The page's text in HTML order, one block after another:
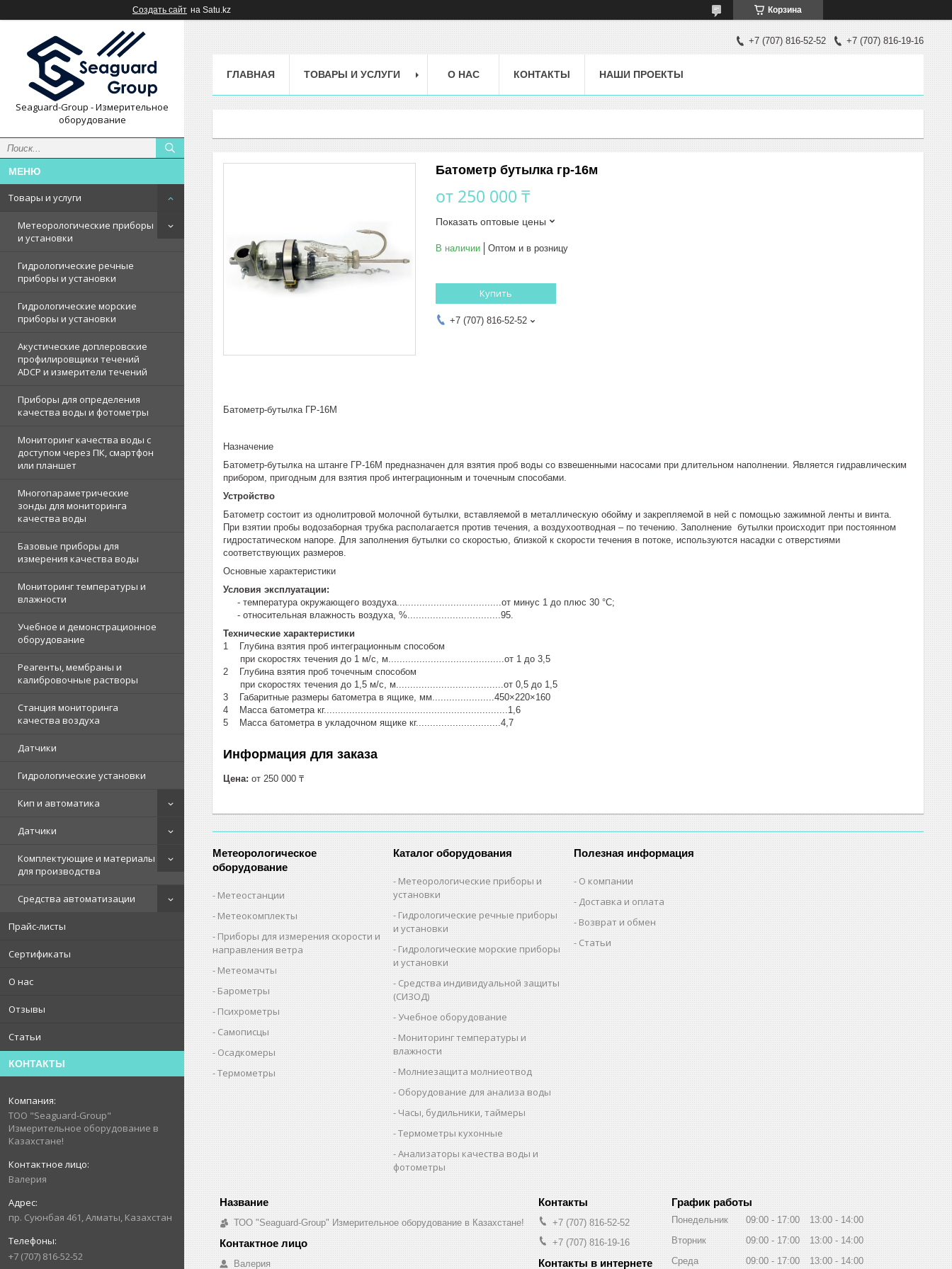
Создать сайт на Satu.kz Корзина
Seaguard-Group - Измерительное
оборудование
Товары и услуги
Метеорологические приборы
и установки
Гидрологические речные
приборы и установки
Гидрологические морские
приборы и установки
Акустические доплеровские
профилировщики течений
ADCP и измерители течений
Приборы для определения
качества воды и фотометры
Мониторинг качества воды с
доступом через ПК, смартфон
или планшет
Многопараметрические
зонды для мониторинга
качества воды
Базовые приборы для
измерения качества воды
Мониторинг температуры и
влажности
Учебное и демонстрационное
оборудование
Реагенты, мембраны и
калибровочные растворы
Станция мониторинга
качества воздуха
Датчики
Гидрологические установки
Кип и автоматика
Датчики
Комплектующие и материалы
для производства
Средства автоматизации
Прайс-листы
Сертификаты
О нас
Отзывы
Статьи
КОНТАКТЫ
ТОО "Seaguard-Group"
Измерительное оборудование в
Казахстане!
Валерия
пр. Суюнбая 461, Алматы, Казахстан
+7 (707) 816-52-52
+7 (707) 816-52-52 +7 (707) 816-19-16
ГЛАВНАЯ ТОВАРЫ И УСЛУГИ О НАС КОНТАКТЫ НАШИ ПРОЕКТЫ
Батометр бутылка гр-16м
от 250 000 ₸
Показать оптовые цены
В наличии Оптом и в розницу
Купить
+7 (707) 816-52-52
Батометр-бутылка ГР-16М
Назначение
Батометр-бутылка на штанге ГР-16М предназначен для взятия проб воды со взвешенными насосами при длительном наполнении. Является гидравлическим
прибором, пригодным для взятия проб интеграционным и точечным способами.
Устройство
Батометр состоит из однолитровой молочной бутылки, вставляемой в металлическую обойму и закрепляемой в ней с помощью зажимной ленты и винта.
При взятии пробы водозаборная трубка располагается против течения, а воздухоотводная – по течению. Заполнение бутылки происходит при постоянном
гидростатическом напоре. Для заполнения бутылки со скоростью, близкой к скорости течения в потоке, используются насадки с отверстиями
соответствующих размеров.
Основные характеристики
Условия эксплуатации:
- температура окружающего воздуха.....................................от минус 1 до плюс 30 °С;
- относительная влажность воздуха, %.................................95.
Технические характеристики
1 Глубина взятия проб интеграционным способом
при скоростях течения до 1 м/с, м.........................................от 1 до 3,5
2 Глубина взятия проб точечным способом
при скоростях течения до 1,5 м/с, м......................................от 0,5 до 1,5
3 Габаритные размеры батометра в ящике, мм......................450×220×160
4 Масса батометра кг.................................................................1,6
5 Масса батометра в укладочном ящике кг..............................4,7
Информация для заказа
Цена: от 250 000 ₸
Метеорологическое
оборудование
Метеостанции
Метеокомплекты
Приборы для измерения скорости и
направления ветра
Метеомачты
Барометры
Психрометры
Самописцы
Осадкомеры
Термометры
Каталог оборудования
Метеорологические приборы и
установки
Гидрологические речные приборы
и установки
Гидрологические морские приборы
и установки
Средства индивидуальной защиты
(СИЗОД)
Учебное оборудование
Мониторинг температуры и
влажности
Молниезащита молниеотвод
Оборудование для анализа воды
Часы, будильники, таймеры
Термометры кухонные
Анализаторы качества воды и
фотометры
Полезная информация
О компании
Доставка и оплата
Возврат и обмен
Статьи
ТОО "Seaguard-Group" Измерительное оборудование в Казахстане!
Валерия
+7 (707) 816-52-52
+7 (707) 816-19-16
График работы
Понедельник 09:00 17:00 13:00
14:00
Вторник
09:00 17:00 13:00
14:00
Среда
09:00 17:00 13:00 14:00